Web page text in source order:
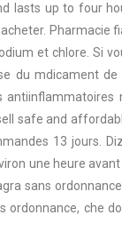
lasts up to four
Pharmacie
et chlore. Si
du mdicament
safe and
13 jours.
une heure
sans
ordonnance, che